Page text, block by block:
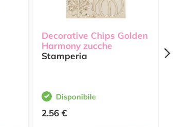
Decorative Chips Golden
Harmony zucche
Stamperia
Disponibile
2,56 €